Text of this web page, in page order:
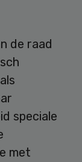
de raad
speciale
met